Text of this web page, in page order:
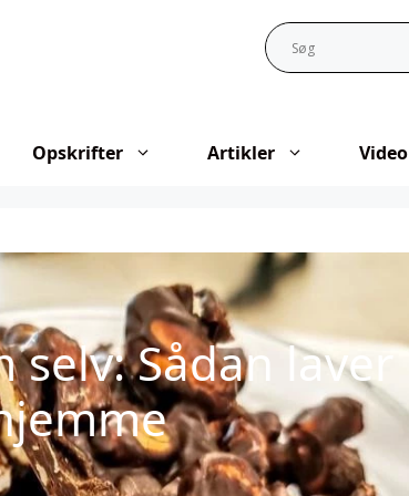
Opskrifter Artikler Video
selv: Sådan laver